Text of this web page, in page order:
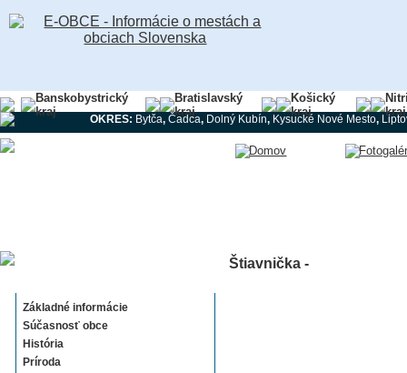
Banskobystrický
kraj
Bratislavský
kraj
Košický
kraj
kraj
OKRES: Bytča,Čadca, Dolný Kubín, Kysucké Nové Mesto,
Základné informácie
Súčasnosť obce
História
Príroda
Štiavnička -